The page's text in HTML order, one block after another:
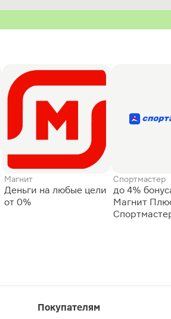
Магнит
Деньги на любые цели
от 0%
Спортмастер
до 4%
Магнит
Покупателям